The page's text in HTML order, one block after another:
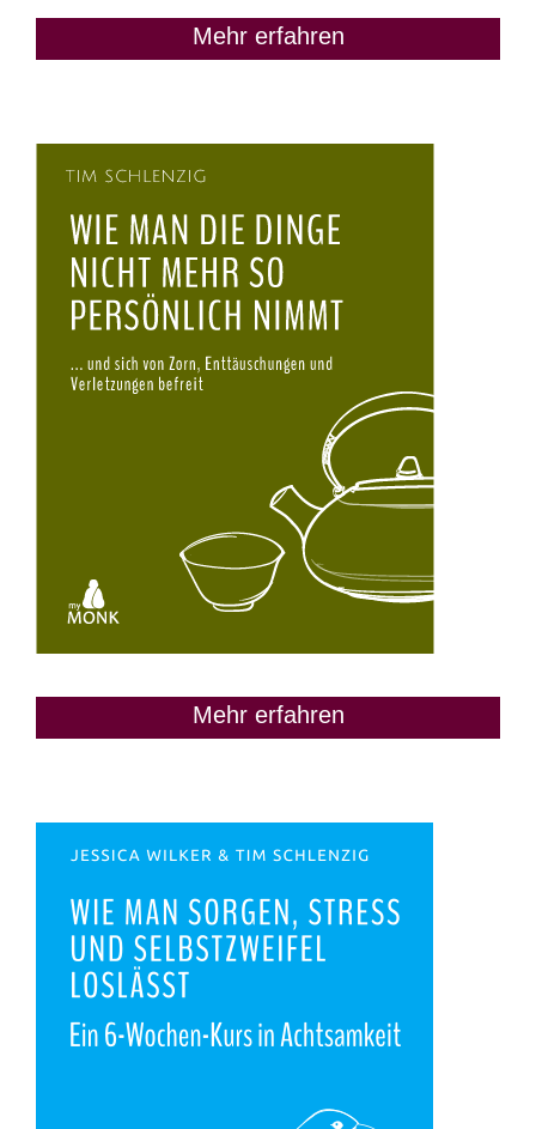
Mehr erfahren
Mehr erfahren